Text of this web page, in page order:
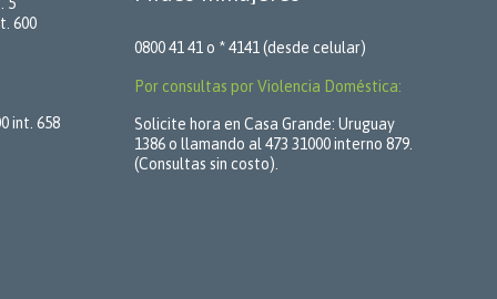
600
int. 658
0800 41 41 o * 4141 (desde celular)
Por consultas por Violencia Doméstica:
Solicite hora en Casa Grande: Uruguay
1386 o llamando al 473 31000 interno 879.
(Consultas sin costo).